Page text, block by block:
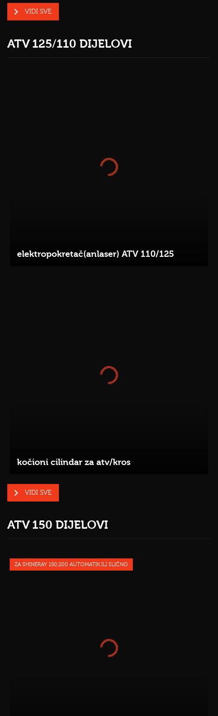
VIDI SVE
ATV 125/110 DIJELOVI
elektropokretač(anlaser) ATV 110/125
kočioni cilindar za atv/kros
VIDI SVE
ATV 150 DIJELOVI
ZA SHINERAY 150,200 AUTOMATIK ILI SLIČNO